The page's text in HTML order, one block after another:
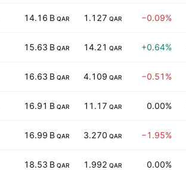
14.16 B QAR 1.127 QAR −0.09%
15.63 B QAR 14.21 QAR +0.64%
16.63 B QAR 4.109 QAR −0.51%
16.91 B QAR 11.17 QAR 0.00%
16.99 B QAR 3.270 QAR −1.95%
18.53 B QAR 1.992 QAR 0.00%